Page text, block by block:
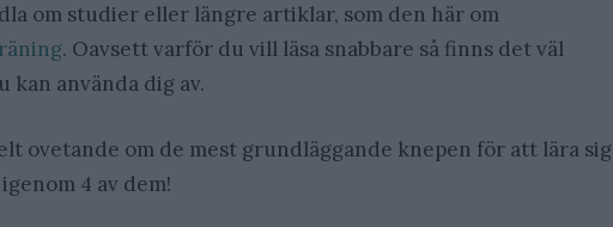
om studier eller längre artiklar, som den här om
. Oavsett varför du vill läsa snabbare så finns det väl
använda dig av.
ovetande om de mest grundläggande knepen för att lära sig
4 av dem!